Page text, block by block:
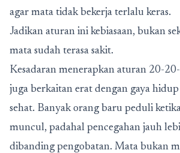
agar mata tidak bekerja terlalu keras.
Jadikan aturan ini kebiasaan, bukan
mata sudah terasa sakit.
Kesadaran menerapkan aturan 20-
juga berkaitan erat dengan gaya
sehat. Banyak orang baru peduli
muncul, padahal pencegahan jauh
dibanding pengobatan. Mata bukan